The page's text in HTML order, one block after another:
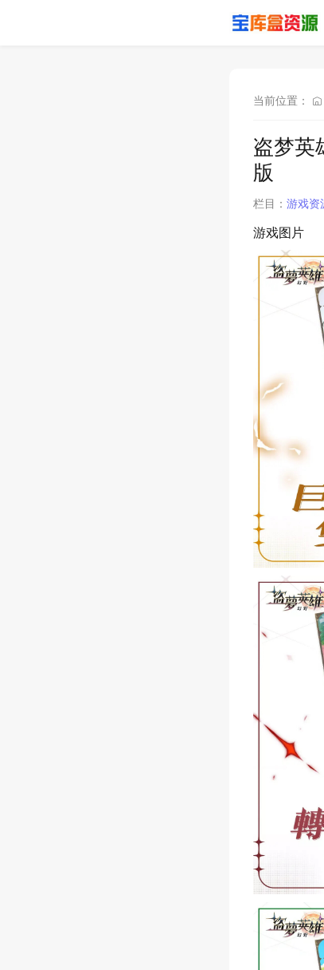
当前位置：
盗梦英
版
栏目： 游戏资
游戏图片